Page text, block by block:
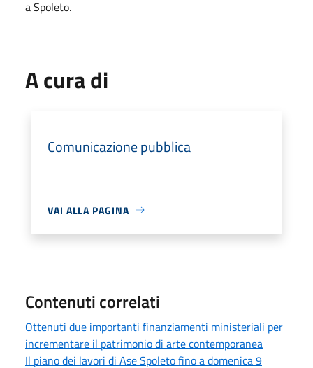
a Spoleto.
A cura di
Comunicazione pubblica
VAI ALLA PAGINA
Contenuti correlati
Ottenuti due importanti finanziamenti ministeriali per
incrementare il patrimonio di arte contemporanea
Il piano dei lavori di Ase Spoleto fino a domenica 9